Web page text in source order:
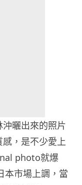
曬出來的照片
感，是不少愛上
photo就爆
本市場上調，當